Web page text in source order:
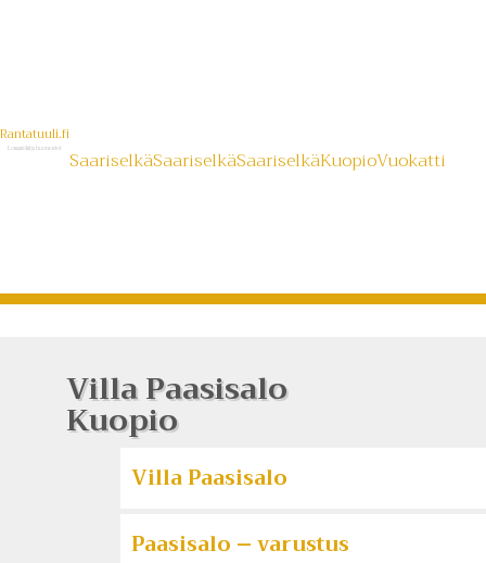
Rantatuuli.fi
Lomamökit ja huoneistot SaariselkäSaariselkäSaariselkäKuopioVuokatti
Villa Paasisalo
Kuopio
Villa Paasisalo
Paasisalo – varustus